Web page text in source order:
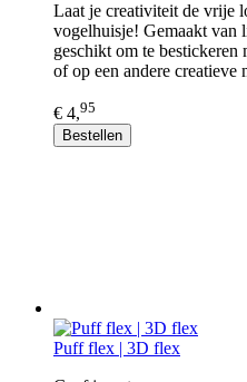
Laat je creativiteit de vrije
vogelhuisje! Gemaakt van
geschikt om te
of op een andere
€ 4,95
Bestellen
Puff flex | 3D flex